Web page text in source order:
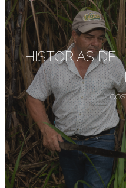
HISTORIAS